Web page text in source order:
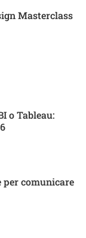
Masterclass
o Tableau:
per comunicare